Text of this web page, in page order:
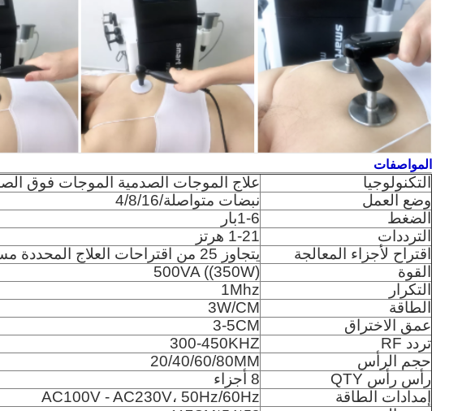
المواصفات
التكنولوجيا
علاج الموجات الصدمية الموجات فوق
وضع العمل
نبضات متواصلة/4/8/16
الضغط
1-6بار
الترددات
1-21 هرتز
اقتراح لأجزاء المعالجة
يتجاوز 25 من اقتراحات العلاج المحددة مسبقا
القوة
500VA ((350W)
التكرار
1Mhz
الطاقة
3W/CM
عمق الاختراق
3-5CM
تردد RF
300-450KHZ
حجم الرأس
20/40/60/80MM
رأس رأس QTY
8 أجزاء
إمدادات الطاقة
AC100V - AC230V، 50Hz/60Hz